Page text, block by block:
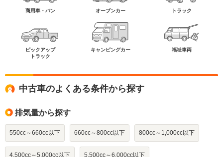
商用車・バン オープンカー トラック
ピックアップ
トラック
キャンピングカー 福祉車両
中古車のよくある条件から探す
排気量から探す
550cc～660cc以下 660cc～800cc以下 800cc～1,000cc以下
4,500cc～5,000cc以下 5,500cc～6,000cc以下